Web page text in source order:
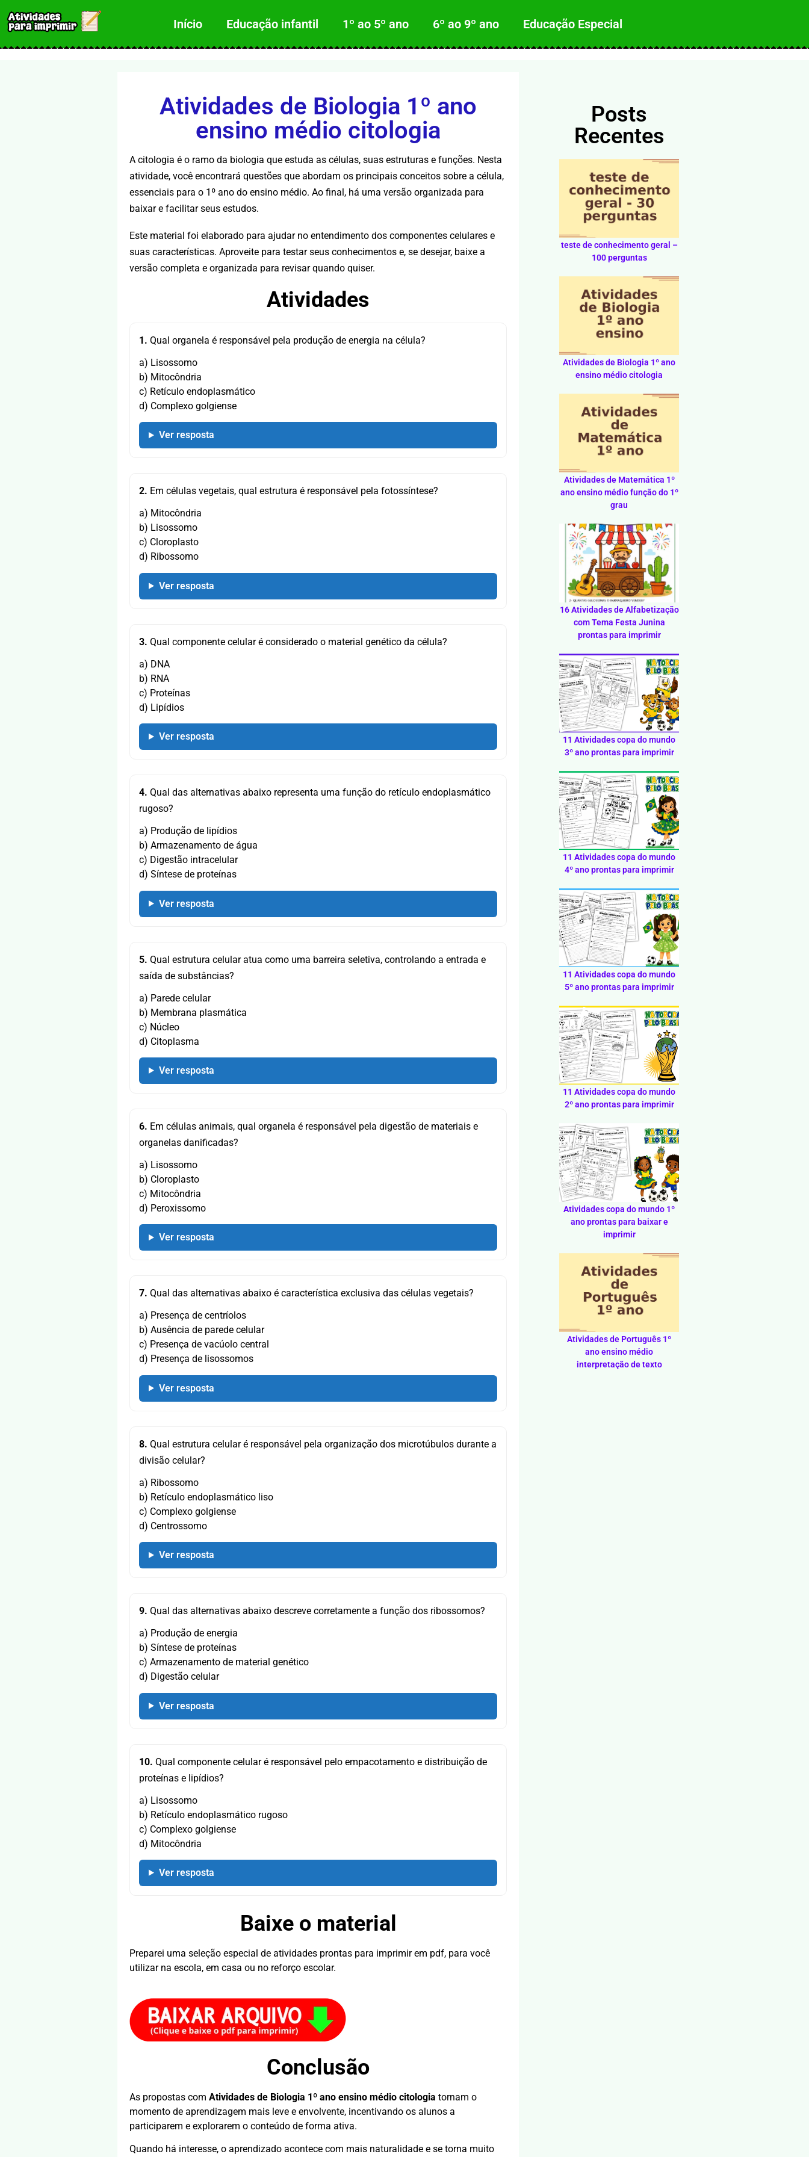
Início Educação infantil 1º ao 5º ano 6º ao 9º ano Educação Especial
Atividades de Biologia 1º ano
ensino médio citologia
A citologia é o ramo da biologia que estuda as células, suas estruturas e funções. Nesta
atividade, você encontrará questões que abordam os principais conceitos sobre a célula,
essenciais para o 1º ano do ensino médio. Ao final, há uma versão organizada para
baixar e facilitar seus estudos.
Este material foi elaborado para ajudar no entendimento dos componentes celulares e
suas características. Aproveite para testar seus conhecimentos e, se desejar, baixe a
versão completa e organizada para revisar quando quiser.
Atividades
1. Qual organela é responsável pela produção de energia na célula?
a) Lisossomo
b) Mitocôndria
c) Retículo endoplasmático
d) Complexo golgiense
Ver resposta
2. Em células vegetais, qual estrutura é responsável pela fotossíntese?
a) Mitocôndria
b) Lisossomo
c) Cloroplasto
d) Ribossomo
Ver resposta
3. Qual componente celular é considerado o material genético da célula?
a) DNA
b) RNA
c) Proteínas
d) Lipídios
Ver resposta
4. Qual das alternativas abaixo representa uma função do retículo endoplasmático
rugoso?
a) Produção de lipídios
b) Armazenamento de água
c) Digestão intracelular
d) Síntese de proteínas
Ver resposta
5. Qual estrutura celular atua como uma barreira seletiva, controlando a entrada e
saída de substâncias?
a) Parede celular
b) Membrana plasmática
c) Núcleo
d) Citoplasma
Ver resposta
6. Em células animais, qual organela é responsável pela digestão de materiais e
organelas danificadas?
a) Lisossomo
b) Cloroplasto
c) Mitocôndria
d) Peroxissomo
Ver resposta
7. Qual das alternativas abaixo é característica exclusiva das células vegetais?
a) Presença de centríolos
b) Ausência de parede celular
c) Presença de vacúolo central
d) Presença de lisossomos
Ver resposta
8. Qual estrutura celular é responsável pela organização dos microtúbulos durante a
divisão celular?
a) Ribossomo
b) Retículo endoplasmático liso
c) Complexo golgiense
d) Centrossomo
Ver resposta
9. Qual das alternativas abaixo descreve corretamente a função dos ribossomos?
a) Produção de energia
b) Síntese de proteínas
c) Armazenamento de material genético
d) Digestão celular
Ver resposta
10. Qual componente celular é responsável pelo empacotamento e distribuição de
proteínas e lipídios?
a) Lisossomo
b) Retículo endoplasmático rugoso
c) Complexo golgiense
d) Mitocôndria
Ver resposta
Baixe o material
Preparei uma seleção especial de atividades prontas para imprimir em pdf, para você
utilizar na escola, em casa ou no reforço escolar.
Conclusão
As propostas com Atividades de Biologia 1º ano ensino médio citologia tornam o
momento de aprendizagem mais leve e envolvente, incentivando os alunos a
participarem e explorarem o conteúdo de forma ativa.
Quando há interesse, o aprendizado acontece com mais naturalidade e se torna muito
Posts
Recentes
teste de conhecimento geral –
100 perguntas
Atividades de Biologia 1º ano
ensino médio citologia
Atividades de Matemática 1º
ano ensino médio função do 1º
grau
16 Atividades de Alfabetização
com Tema Festa Junina
prontas para imprimir
11 Atividades copa do mundo
3º ano prontas para imprimir
11 Atividades copa do mundo
4º ano prontas para imprimir
11 Atividades copa do mundo
5º ano prontas para imprimir
11 Atividades copa do mundo
2º ano prontas para imprimir
Atividades copa do mundo 1º
ano prontas para baixar e
imprimir
Atividades de Português 1º
ano ensino médio
interpretação de texto